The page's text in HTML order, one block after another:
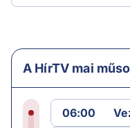
A HírTV mai
06:00